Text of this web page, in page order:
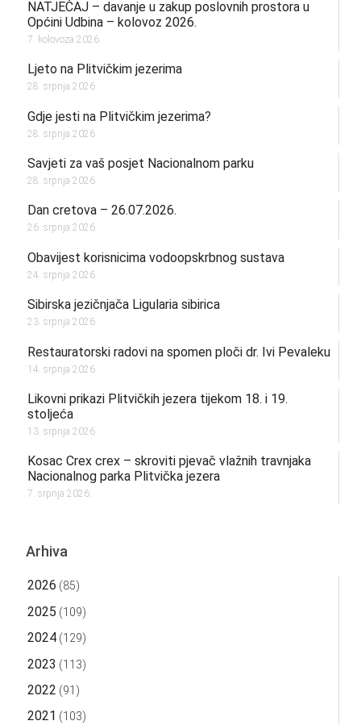
NATJEČAJ – davanje u zakup poslovnih prostora u
Općini Udbina – kolovoz 2026.
7. kolovoza 2026.
Ljeto na Plitvičkim jezerima
28. srpnja 2026.
Gdje jesti na Plitvičkim jezerima?
28. srpnja 2026.
Savjeti za vaš posjet Nacionalnom parku
28. srpnja 2026.
Dan cretova – 26.07.2026.
26. srpnja 2026.
Obavijest korisnicima vodoopskrbnog sustava
24. srpnja 2026.
Sibirska jezičnjača Ligularia sibirica
23. srpnja 2026.
Restauratorski radovi na spomen ploči dr. Ivi Pevaleku
14. srpnja 2026.
Likovni prikazi Plitvičkih jezera tijekom 18. i 19.
stoljeća
13. srpnja 2026.
Kosac Crex crex – skroviti pjevač vlažnih travnjaka
Nacionalnog parka Plitvička jezera
7. srpnja 2026.
Arhiva
2026 (85)
2025 (109)
2024(129)
2023 (113)
2022 (91)
2021 (103)